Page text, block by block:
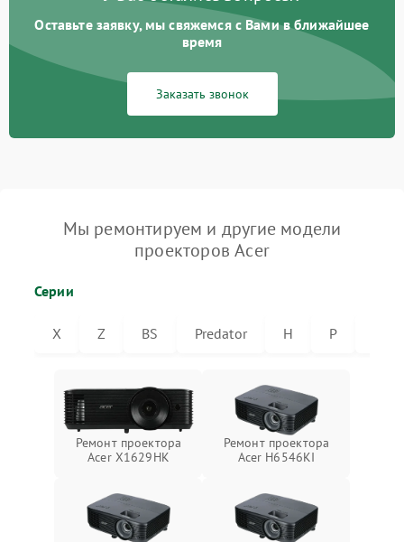
Оставьте заявку, мы свяжемся с Вами в ближайшее
время
Заказать звонок
Мы ремонтируем и другие модели
проекторов Acer
Серии
X Z BS Predator H P
Ремонт проектора
Acer X1629HK
Ремонт проектора
Acer H6546KI